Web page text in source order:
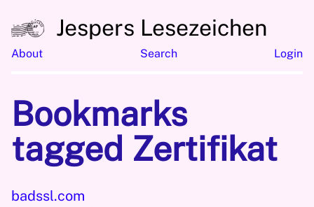
Jespers Lesezeichen
About Search Login
Bookmarks
tagged Zertifikat
badssl.com